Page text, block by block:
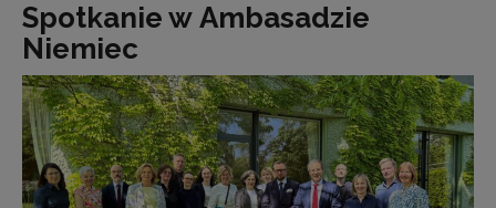
Spotkanie w Ambasadzie
Niemiec